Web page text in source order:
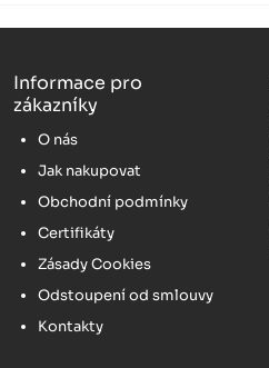
Informace pro
zákazníky
O nás
Jak nakupovat
Obchodní podmínky
Certifikáty
Zásady Cookies
Odstoupení od smlouvy
Kontakty